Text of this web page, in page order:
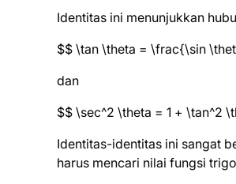
Identitas ini menunjukkan
$$ \tan \theta = \frac{\sin
dan
$$ \sec^2 \theta = 1 + \tan^2
Identitas-identitas ini sangat
harus mencari nilai fungsi